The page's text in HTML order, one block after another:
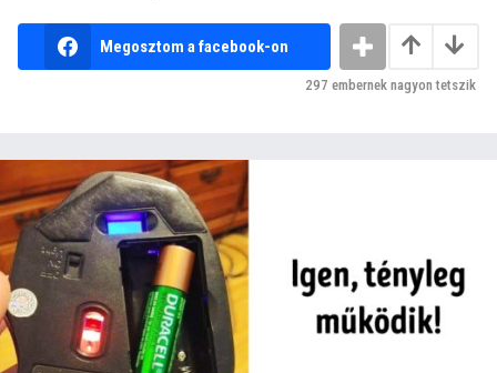
Megosztom a facebook-on
297 embernek nagyon tetszik